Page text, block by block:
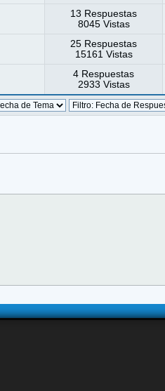
13 Respuestas
8045 Vistas
25 Respuestas
15161 Vistas
4 Respuestas
2933 Vistas